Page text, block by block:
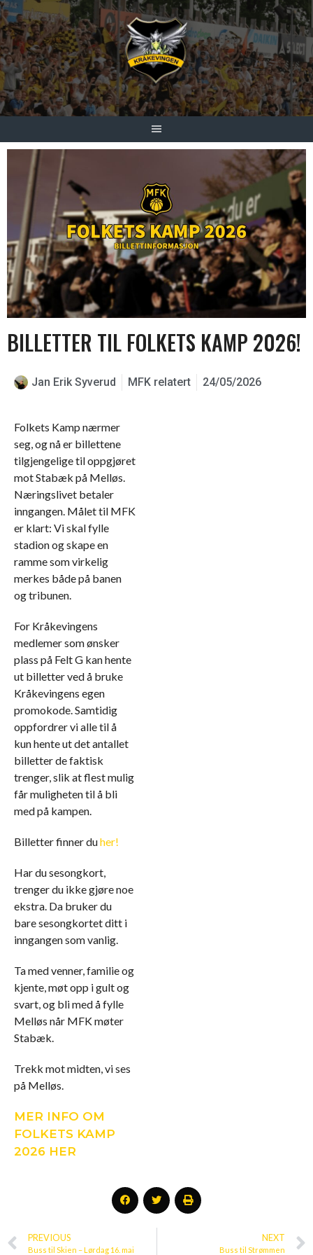
BILLETTER TIL FOLKETS KAMP 2026!
Jan Erik Syverud MFK relatert 24/05/2026
Folkets Kamp nærmer
seg, og nå er billettene
tilgjengelige til oppgjøret
motStabæk på Melløs.
Næringslivet betaler
inngangen. Målet til MFK
er klart: Vi skal fylle
stadion og skape en
ramme som virkelig
merkes både på banen
og tribunen.
For Kråkevingens
medlemer som ønsker
plass på Felt G kan hente
ut billetter ved å bruke
Kråkevingens egen
promokode. Samtidig
oppfordrer vi alle til å
kun hente ut det antallet
billetter de faktisk
trenger, slik at flest mulig
får muligheten til å bli
med på kampen.
Billetter finner duher!
Har du sesongkort,
trenger du ikke gjøre noe
ekstra. Da bruker du
bare sesongkortet ditt i
inngangen som vanlig.
Ta med venner, familie og
kjente, møt opp i gult og
svart, og bli med å fylle
Melløs når MFK møter
Stabæk.
Trekk mot midten, vi ses
på Melløs.
MER INFO OM
FOLKETS KAMP
2026 HER
PREVIOUS
Buss til Skien – Lørdag 16. mai
NEXT
Buss til Strømmen